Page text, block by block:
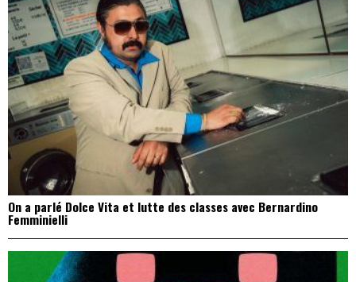
On a parlé Dolce Vita et lutte des classes avec Bernardino
Femminielli